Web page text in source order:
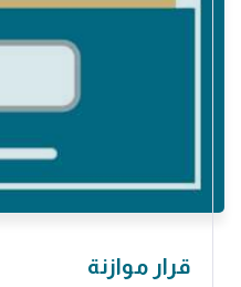
قرار موازنة